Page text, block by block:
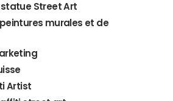
Street Art
murales et de
Artist